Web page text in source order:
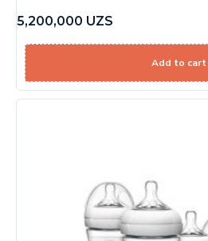
5,200,000 UZS
Add to cart